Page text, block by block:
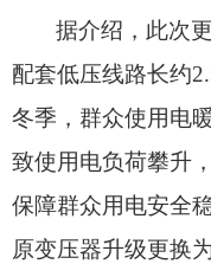
据介绍， 此次
配套低压线路长约
冬季， 群众使用电
致使用电负荷攀升，
保障群众用电安全
原变压器升级更换